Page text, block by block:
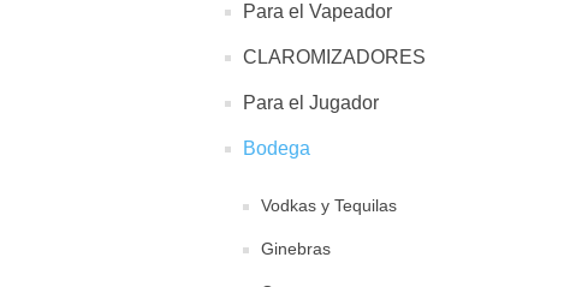
Para el Vapeador
CLAROMIZADORES
Para el Jugador
Bodega
Vodkas y Tequilas
Ginebras